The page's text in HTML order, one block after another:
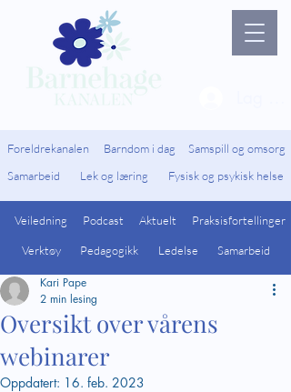
Foreldrekanalen Barndom i dag
Samspill og omsorg
Samarbeid
Lek og læring Fysisk og psykisk helse
Veiledning
Verktøy
Podcast
Pedagogikk
Aktuelt Praksisfortellinger
Ledelse Samarbeid
Oversikt over vårens
webinarer
Kari Pape
2 min lesing
Oppdatert: 16. feb. 2023